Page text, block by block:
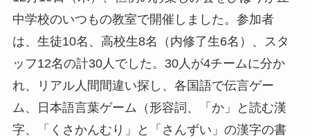
中学校のいつもの教室で開催しました。参加者
は、生徒10名、高校生8名（内修了生6名）、スタ
ッフ12名の計30人でした。30人が4チームに分か
れ、リアル人間間違い探し、各国語で伝言ゲー
ム、日本語言葉ゲーム（形容詞、「か」と読む漢
字、「くさかんむり」と「さんずい」の漢字の書